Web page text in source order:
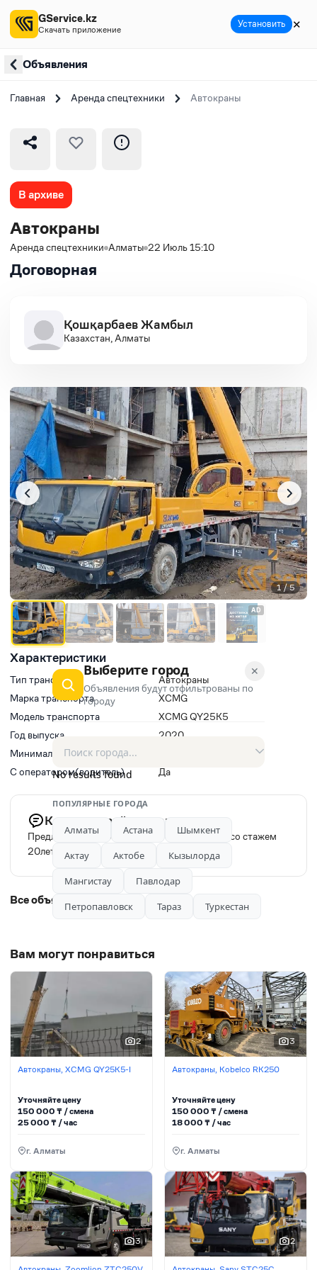
Объявления
Главная Аренда спецтехники Автокраны
В архиве
Автокраны
Аренда спецтехники Алматы 22 Июль 15:10
Договорная
Қошқарбаев Жамбыл
Казахстан, Алматы
Характеристики
Тип транспорта
Автокраны
Марка транспорта
XCMG
Модель транспорта
XCMG QY25K5
Год выпуска
2020
Минимальное время заказа, ч
С оператором(водитель)
Да
1 / 5
AD
Комментарий продавца
Предлагаем услуги автокрана с оператором со стажем
20лет
Все объявления автора
Вам могут понравиться
2
Автокраны, XCMG QY25K5-I
Уточняйте цену
150 000 ₸ / сменa
25 000 ₸ / час
г. Алматы
3
Автокраны, Kobelco RK250
Уточняйте цену
150 000₸ / сменa
18 000₸ / час
г. Алматы
3 2
GService.kz
Скачать приложение Установить ✕
✕
Выберите город
Объявления будут отфильтрованы по
городу
No results found
ПОПУЛЯРНЫЕ ГОРОДА
Алматы Астана
Шымкент
Актау
Актобе
Кызылорда
Мангистау
Павлодар
Петропавловск
Тараз Туркестан